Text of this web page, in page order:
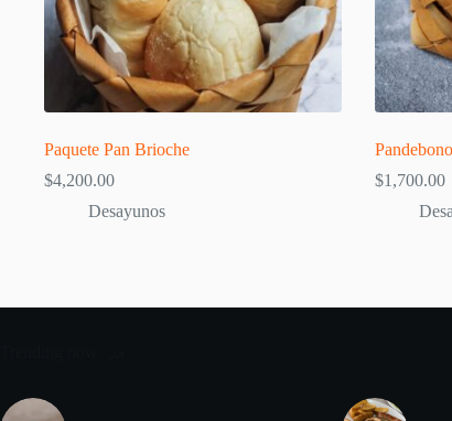
Paquete Pan Brioche
$4,200.00
Desayunos
Pandebono
$1,700.00